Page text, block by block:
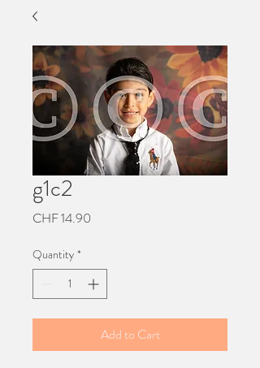
g1c2
CHF 14.90
Quantity *
Add to Cart